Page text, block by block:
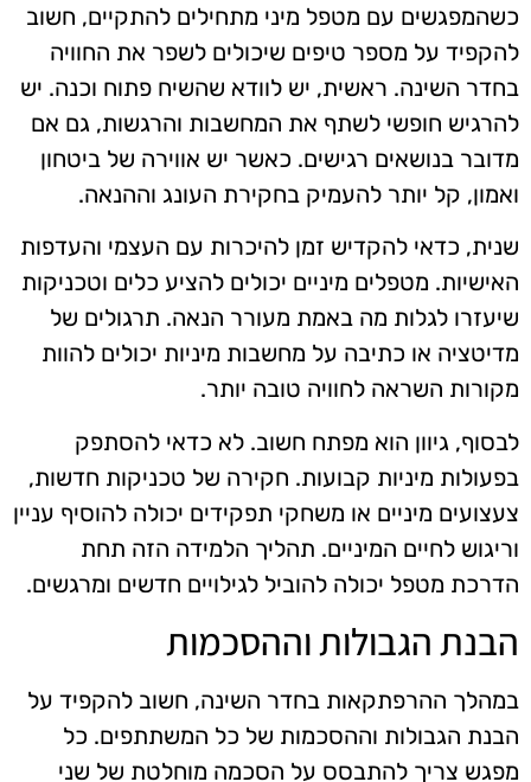
כשהמפגשים עם מטפל מיני מתחילים להתקיים, חשוב
להקפיד על מספר טיפים שיכולים לשפר את החוויה
בחדר השינה. ראשית, יש לוודא שהשיח פתוח וכנה. יש
להרגיש חופשי לשתף את המחשבות והרגשות, גם אם
מדובר בנושאים רגישים. כאשר יש אווירה של ביטחון
ואמון, קל יותר להעמיק בחקירת העונג וההנאה.
שנית, כדאי להקדיש זמן להיכרות עם העצמי והעדפות
האישיות. מטפלים מיניים יכולים להציע כלים וטכניקות
שיעזרו לגלות מה באמת מעורר הנאה. תרגולים של
מדיטציה או כתיבה על מחשבות מיניות יכולים להוות
מקורות השראה לחוויה טובה יותר.
לבסוף, גיוון הוא מפתח חשוב. לא כדאי להסתפק
בפעולות מיניות קבועות. חקירה של טכניקות חדשות,
צעצועים מיניים או משחקי תפקידים יכולה להוסיף עניין
וריגוש לחיים המיניים. תהליך הלמידה הזה תחת
הדרכת מטפל יכולה להוביל לגילויים חדשים ומרגשים.
הבנת הגבולות וההסכמות
במהלך ההרפתקאות בחדר השינה, חשוב להקפיד על
הבנת הגבולות וההסכמות של כל המשתתפים. כל
מפגש צריך להתבסס על הסכמה מוחלטת של שני